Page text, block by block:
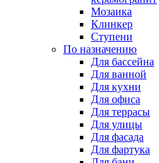
Мозаика
Клинкер
Ступени
По назначению
Для бассейна
Для ванной
Для кухни
Для офиса
Для террасы
Для улицы
Для фасада
Для фартука